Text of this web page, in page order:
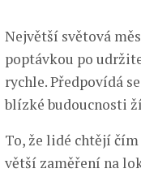
Největší světová
poptávkou po
rychle. Předpovídá
blízké budoucnosti
To, že lidé chtějí
větší zaměření na